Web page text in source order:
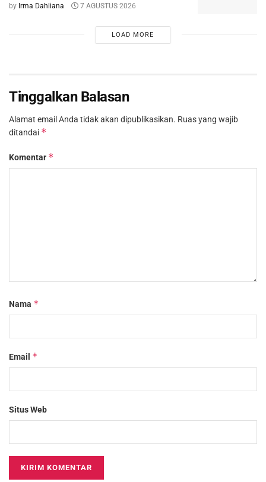
by Irma Dahliana 7 AGUSTUS 2026
LOAD MORE
Tinggalkan Balasan
Alamat email Anda tidak akan dipublikasikan. Ruas yang wajib
ditandai *
Komentar *
Nama *
Email *
Situs Web